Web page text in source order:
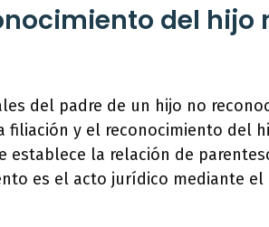
del hijo
del padre de un hijo no
y el reconocimiento del
la relación de
es el acto jurídico mediante el